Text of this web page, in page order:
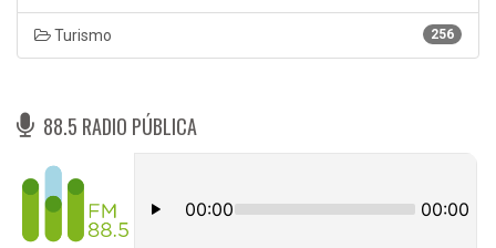
256
Turismo
88.5 RADIO PÚBLICA